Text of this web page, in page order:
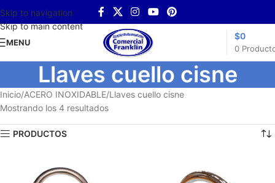
Skip to navigation
Skip to main content
MENU
0
$0
Llaves cuello cisne
Inicio ACERO INOXIDABLE Llaves cuello cisne
Mostrando los 4 resultados
PRODUCTOS